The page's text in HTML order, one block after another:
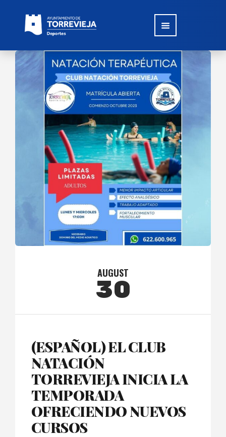
AUGUST
30
(ESPAÑOL) EL CLUB
NATACIÓN
TORREVIEJA INICIA LA
TEMPORADA
OFRECIENDO NUEVOS
CURSOS